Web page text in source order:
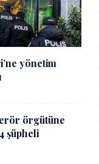
yönetim
örgütüne
şüpheli